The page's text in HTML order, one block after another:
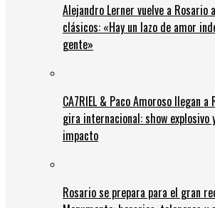
Alejandro Lerner vuelve a
clásicos: «Hay un lazo de amor
gente»
CA7RIEL & Paco Amoroso llegan a
gira internacional: show explosivo
impacto
Rosario se prepara para el gran